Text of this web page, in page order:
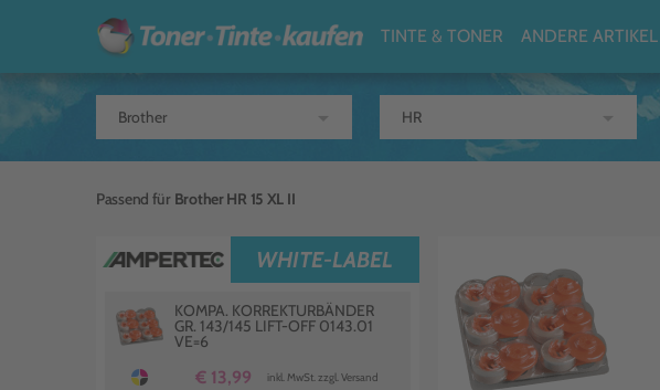
TINTE & TONER ANDERE ARTIKEL
Passend für Brother HR 15 XL II
WHITE-LABEL
KOMPA. KORREKTURBÄNDER
GR. 143/145 LIFT-OFF 0143.01
VE=6
€ 13,99 inkl. MwSt. zzgl. Versand